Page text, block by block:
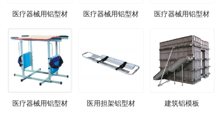
医疗器械用铝型材 医疗器械用铝型材 医疗器械用铝型材
医疗器械用铝型材 医用担架铝型材 建筑铝模板